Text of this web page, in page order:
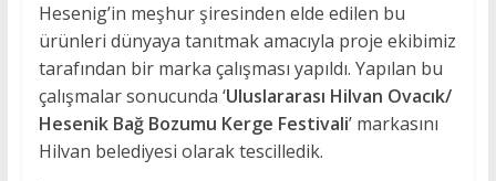
Hesenig’in meşhur şiresinden elde edilen bu
ürünleri dünyaya tanıtmak amacıyla proje ekibimiz
tarafından bir marka çalışması yapıldı. Yapılan bu
çalışmalar sonucunda ‘Uluslararası Hilvan Ovacık/
Hesenik Bağ Bozumu Kerge Festivali’ markasını
Hilvan belediyesi olarak tescilledik.